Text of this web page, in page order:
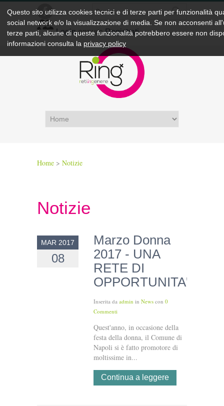
Questo sito utilizza cookies tecnici e di terze parti per funzionalità
social network e/o la visualizzazione di media. Se non acconsenti
terze parti, alcune di queste funzionalità potrebbero essere non
informazioni consulta la privacy policy
LoginoppureRegistrati
Home > Notizie
Notizie
MAR 2017
08
Marzo Donna
2017 - UNA
RETE DI
OPPORTUNITA'
Inserita da admin in News con 0
Commenti
Quest'anno, in occasione della
festa della donna, il Comune di
Napoli si è fatto promotore di
moltissime in...
Continua a leggere